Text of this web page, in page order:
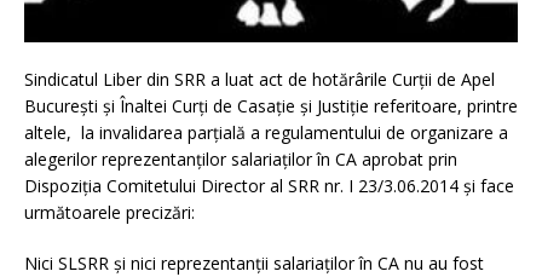
Sindicatul Liber din SRR a luat act de hotărârile Curții de Apel
București și Înaltei Curți de Casație și Justiție referitoare, printre
altele, la invalidarea parțială a regulamentului de organizare a
alegerilor reprezentanților salariaților în CA aprobat prin
Dispoziţia Comitetului Director al SRR nr. I 23/3.06.2014 și face
următoarele precizări:
Nici SLSRR și nici reprezentanții salariaților în CA nu au fost